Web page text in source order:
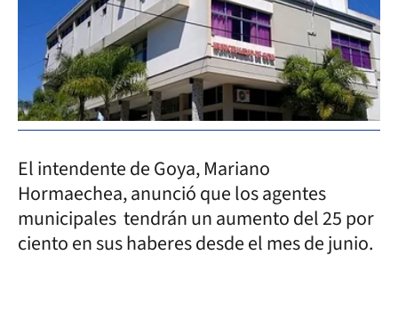
El intendente de Goya, Mariano
Hormaechea, anunció que los agentes
municipales tendrán un aumento del 25 por
ciento en sus haberes desde el mes de junio.